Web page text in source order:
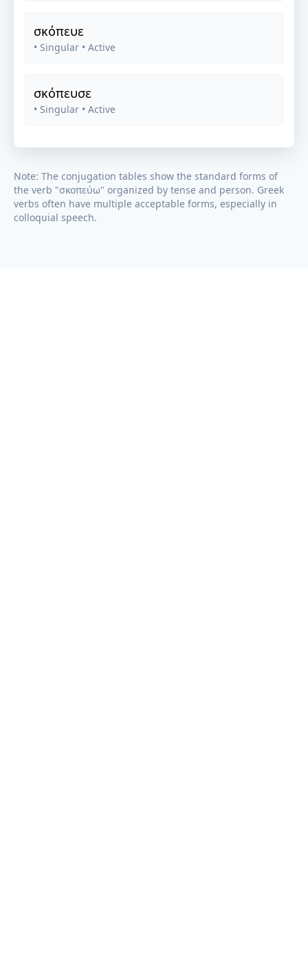
σκόπευε
• Singular • Active
σκόπευσε
• Singular • Active
Note: The conjugation tables show the standard forms of
the verb "σκοπεύω" organized by tense and person. Greek
verbs often have multiple acceptable forms, especially in
colloquial speech.